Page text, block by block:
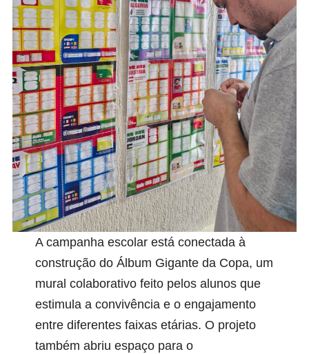
A campanha escolar está conectada à
construção do Álbum Gigante da Copa, um
mural colaborativo feito pelos alunos que
estimula a convivência e o engajamento
entre diferentes faixas etárias. O projeto
também abriu espaço para o